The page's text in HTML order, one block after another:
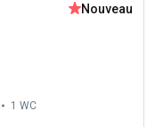
Nouveau
1 WC